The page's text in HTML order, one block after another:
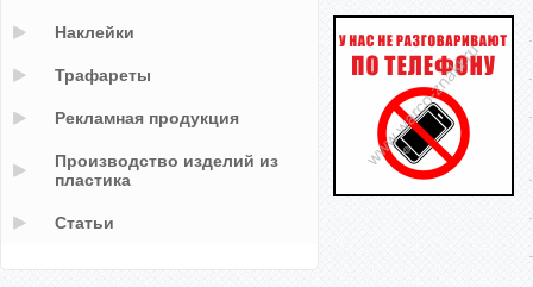
Наклейки
Трафареты
Рекламная продукция
Производство изделий из
пластика
Статьи